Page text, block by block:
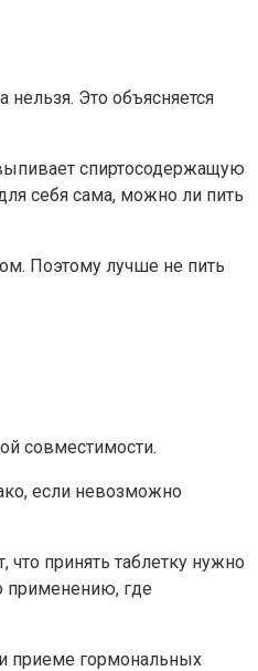
нельзя. Это объясняется
спиртосодержащую
себя сама, можно ли пить
Поэтому лучше не пить
совместимости.
если невозможно
принять таблетку нужно
применению, где
приеме гормональных